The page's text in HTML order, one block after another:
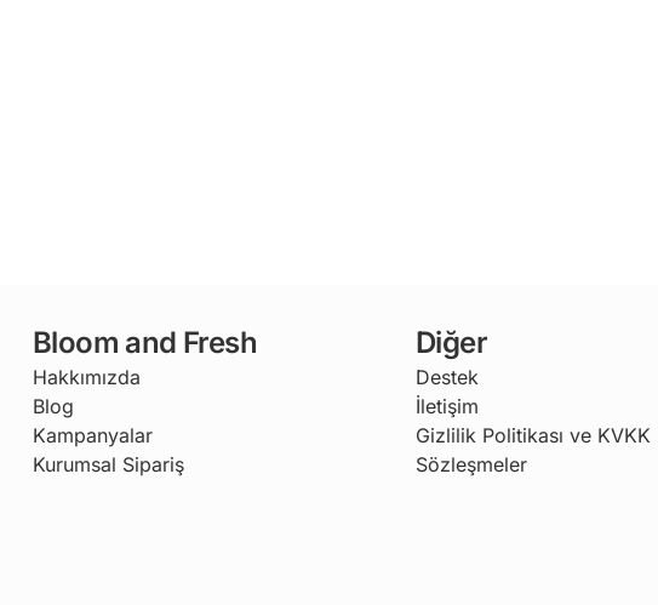
Bloom and Fresh
Hakkımızda
Blog
Kampanyalar
Kurumsal Sipariş
Diğer
Destek
İletişim
Gizlilik Politikası ve KVKK
Sözleşmeler